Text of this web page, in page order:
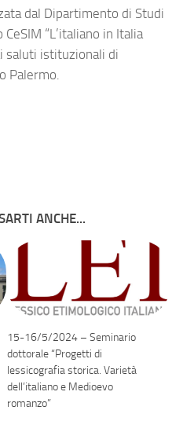
dal Dipartimento di Studi
“L’italiano in Italia
saluti istituzionali di
Palermo.
ANCHE...
15-16/5/2024 – Seminario
dottorale “Progetti di
lessicografia storica. Varietà
dell’italiano e Medioevo
romanzo”